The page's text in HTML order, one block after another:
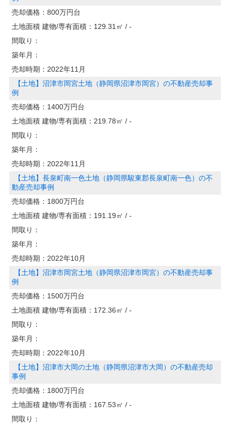
売却価格： 800万円台
土地面積 建物/専有面積： 129.31㎡ / -
間取り：
築年月：
売却時期： 2022年11月
【土地】沼津市岡宮土地（静岡県沼津市岡宮）の不動産売却事
例
売却価格： 1400万円台
土地面積 建物/専有面積： 219.78㎡ / -
間取り：
築年月：
売却時期： 2022年11月
【土地】長泉町南一色土地（静岡県駿東郡長泉町南一色）の不
動産売却事例
売却価格： 1800万円台
土地面積 建物/専有面積： 191.19㎡ / -
間取り：
築年月：
売却時期： 2022年10月
【土地】沼津市岡宮土地（静岡県沼津市岡宮）の不動産売却事
例
売却価格： 1500万円台
土地面積 建物/専有面積： 172.36㎡ / -
間取り：
築年月：
売却時期： 2022年10月
【土地】沼津市大岡の土地（静岡県沼津市大岡）の不動産売却
事例
売却価格： 1800万円台
土地面積 建物/専有面積： 167.53㎡ / -
間取り：